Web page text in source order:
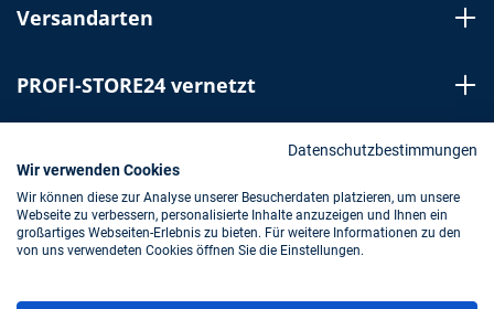
Versandarten
PROFI-STORE24 vernetzt
Bestellung widerrufen
Impressum AGB Datenschutz
* Alle Preise inkl. gesetzl. Mehrwertsteuer zzgl.
Datenschutzbestimmungen
Wir verwenden Cookies
Wir können diese zur Analyse unserer Besucherdaten platzieren, um unsere
Webseite zu verbessern, personalisierte Inhalte anzuzeigen und Ihnen ein
großartiges Webseiten-Erlebnis zu bieten. Für weitere Informationen zu den
von uns verwendeten Cookies öffnen Sie die Einstellungen.